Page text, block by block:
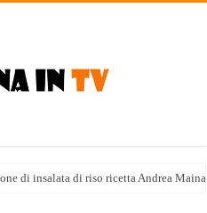
di insalata di riso ricetta Andrea